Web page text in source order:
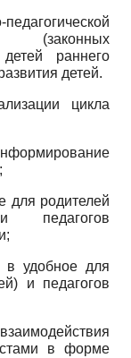
(законных
раннего
детей.
цикла
родителей
педагогов
для
и педагогов
в форме